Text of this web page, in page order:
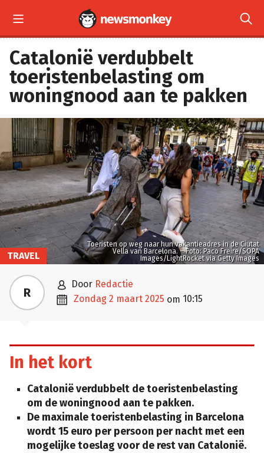
 
Catalonië verdubbelt
toeristenbelasting om
woningnood aan te pakken
Toeristen op weg naar hun vakantieadres in de Ciutat
Vella van Barcelona. – Foto: Paco Freire/SOPA
Images/LightRocket via Getty Images
TRAVEL
R  door Redactie
 zondag 2 maart 2025 om 10:15
In het kort
Catalonië verdubbelt de toeristenbelasting
om de woningnood aan te pakken.
De maximale toeristenbelasting in Barcelona
wordt 15 euro per persoon per nacht met een
mogelijke toeslag voor de rest van Catalonië.